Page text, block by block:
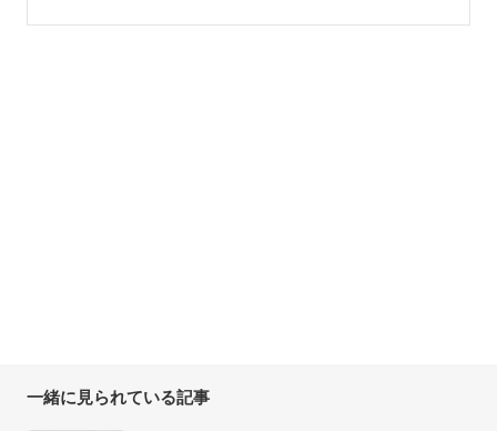
一緒に見られている記事